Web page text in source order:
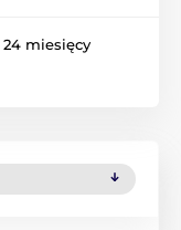
24 miesięcy